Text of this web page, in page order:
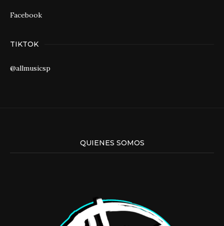
Facebook
TIKTOK
@allmusicsp
QUIENES SOMOS